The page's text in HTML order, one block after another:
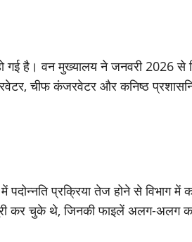
गई है। वन मुख्यालय ने जनवरी 2026 से
चीफ कंजरवेटर और कनिष्ठ
प्रक्रिया तेज होने से विभाग में
कर चुके थे, जिनकी फाइलें अलग-अलग